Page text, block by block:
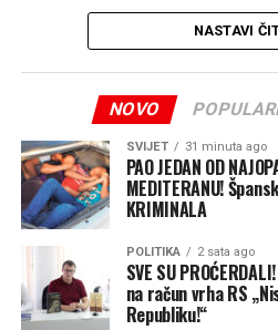
čovjeka i svake porodice.
zaključio je Stanivuković.
Nezavisne
NASTAVI
NOVO
SVIJET 31 minuta ago
PAO JEDAN OD
MEDITERANU!
KRIMINALA
POLITIKA 2 sata ago
SVE SU
na račun vrha RS
Republiku!“